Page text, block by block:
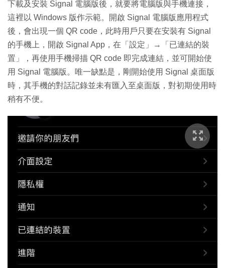
下載及安裝 Signal 電腦版後，就要將電腦版與手機連接，
這裡以 Windows 版作示範。開啟 Signal 電腦版應用程式
後，會出現一個 QR code，此時用戶只要在安裝有 Signal
的手機上，開啟 Signal App，在「設定」→「已連結的裝
置」，再使用手機掃描 QR code 即完成連結，並可開始使
用 Signal 電腦版。唯一缺點是，剛開始使用 Signal 桌面版
時，其手機的對話記錄並未有匯入至桌面版，對初期使用時
稍有不便。